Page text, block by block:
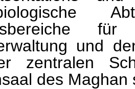
und
zentralen
des Maghan